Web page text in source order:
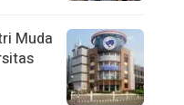
Muda